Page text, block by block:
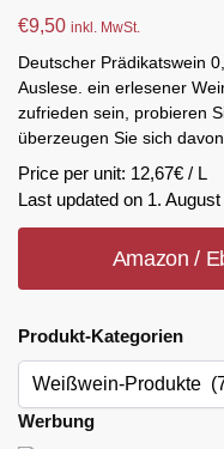
€9,50 inkl. MwSt.
Deutscher Prädikatswein
Auslese. ein erlesener
zufrieden sein, probieren
überzeugen Sie sich davon.
Price per unit: 12,67€ / L
Last updated on 1.
Amazon /
Produkt-Kategorien
Werbung